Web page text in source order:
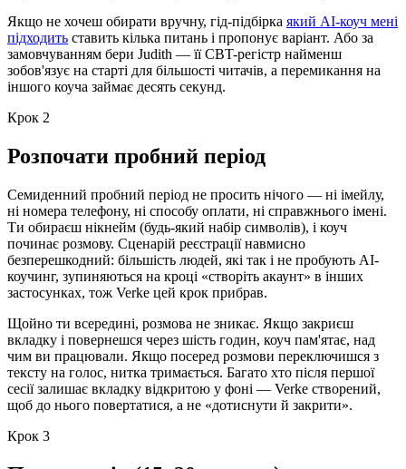
Якщо не хочеш обирати вручну, гід-підбірка який AI-коуч мені
підходить ставить кілька питань і пропонує варіант. Або за
замовчуванням бери Judith — її CBT-регістр найменш
зобов'язує на старті для більшості читачів, а перемикання на
іншого коуча займає десять секунд.
Крок 2
Розпочати пробний період
Семиденний пробний період не просить нічого — ні імейлу,
ні номера телефону, ні способу оплати, ні справжнього імені.
Ти обираєш нікнейм (будь-який набір символів), і коуч
починає розмову. Сценарій реєстрації навмисно
безперешкодний: більшість людей, які так і не пробують AI-
коучинг, зупиняються на кроці «створіть акаунт» в інших
застосунках, тож Verke цей крок прибрав.
Щойно ти всередині, розмова не зникає. Якщо закриєш
вкладку і повернешся через шість годин, коуч пам'ятає, над
чим ви працювали. Якщо посеред розмови переключишся з
тексту на голос, нитка тримається. Багато хто після першої
сесії залишає вкладку відкритою у фоні — Verke створений,
щоб до нього повертатися, а не «дотиснути й закрити».
Крок 3